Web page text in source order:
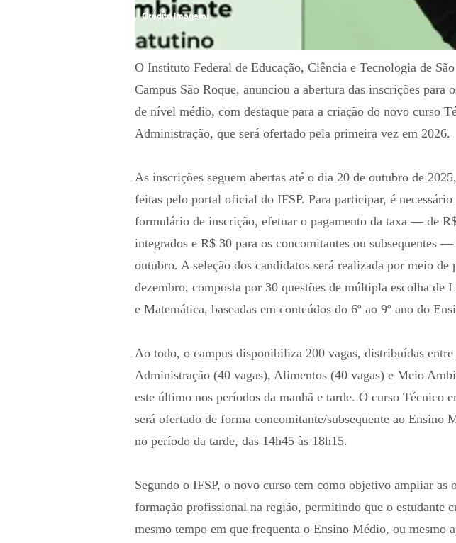
Crédito Imagem:
O Instituto Federal de Educação, Ciência e Tecnologia de
Campus São Roque, anunciou a abertura das inscrições para
de nível médio, com destaque para a criação do novo curso
Administração, que será ofertado pela primeira vez em 2026.
As inscrições seguem abertas até o dia 20 de outubro de
feitas pelo portal oficial do IFSP. Para participar, é necessário
formulário de inscrição, efetuar o pagamento da taxa — de
integrados e R$ 30 para os concomitantes ou subsequentes —
outubro. A seleção dos candidatos será realizada por meio de
dezembro, composta por 30 questões de múltipla escolha de
e Matemática, baseadas em conteúdos do 6º ao 9º ano do
Ao todo, o campus disponibiliza 200 vagas, distribuídas entre
Administração (40 vagas), Alimentos (40 vagas) e Meio
este último nos períodos da manhã e tarde. O curso Técnico
será ofertado de forma concomitante/subsequente ao Ensino
no período da tarde, das 14h45 às 18h15.
Segundo o IFSP, o novo curso tem como objetivo ampliar as
formação profissional na região, permitindo que o estudante
mesmo tempo em que frequenta o Ensino Médio, ou mesmo